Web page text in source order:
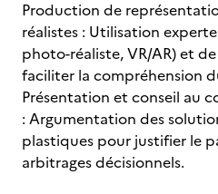
Production de
réalistes : Utilisation
photo-réaliste, VR/AR) et
faciliter la compréhension
Présentation et conseil au
: Argumentation des
plastiques pour justifier le
arbitrages décisionnels.